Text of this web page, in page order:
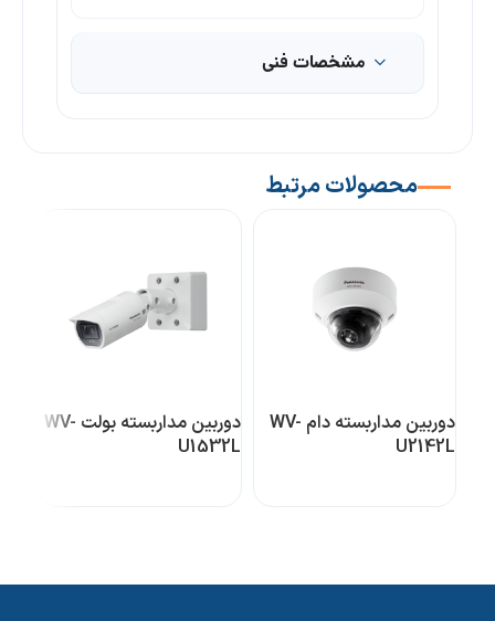
مشخصات فنی
محصولات مرتبط
دوربین مداربسته دام WV-
U2142L
دوربین مداربسته بولت WV-
U1532L